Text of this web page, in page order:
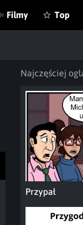
Filmy Top
Najczęściej
Przypał